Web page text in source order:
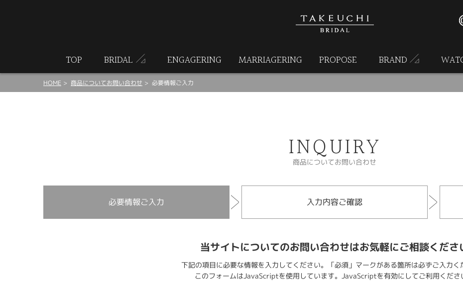
TOP BRIDAL ENGAGERING MARRIAGERING PROPOSE BRAND
HOME 商品についてお問い合わせ 必要情報ご入力
INQUIRY
商品についてお問い合わせ
必要情報ご入力 入力内容ご確認
当サイトについてのお問い合わせはお気軽にご相談くださ
下記の項目に必要な情報を入力してください。「必須」マークがある箇所は必ずご入力く
このフォームはJavaScriptを使用しています。JavaScriptを有効にしてご利用くださ